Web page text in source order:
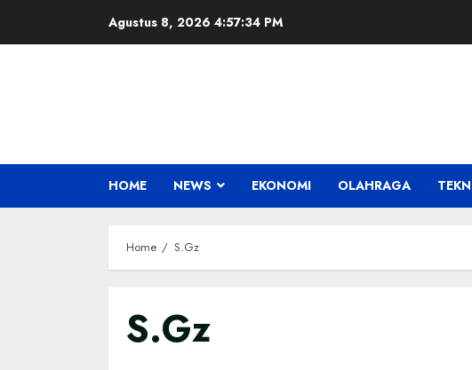
Agustus 8, 2026 4:57:35 PM
HOME NEWS EKONOMI OLAHRAGA
Home S.Gz
S.Gz